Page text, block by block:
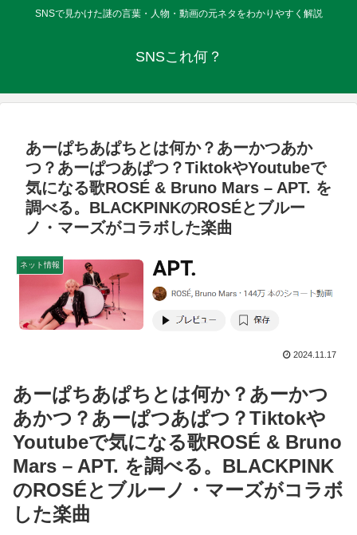
SNSで見かけた謎の言葉・人物・動画の元ネタをわかりやすく解説
SNSこれ何？
あーぱちあぱちとは何か？あーかつあか
つ？あーぱつあぱつ？TiktokやYoutubeで
気になる歌ROSÉ & Bruno Mars – APT. を
調べる。BLACKPINKのROSÉとブルー
ノ・マーズがコラボした楽曲
ネット情報
2024.11.17
あーぱちあぱちとは何か？あーかつ
あかつ？あーぱつあぱつ？Tiktokや
Youtubeで気になる歌ROSÉ & Bruno
Mars – APT. を調べる。BLACKPINK
のROSÉとブルーノ・マーズがコラボ
した楽曲